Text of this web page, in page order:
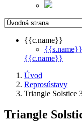
{{c.name}}
{{s.name}}
{{c.name}}
Úvod
Reprosústavy
Triangle Solstice
Triangle